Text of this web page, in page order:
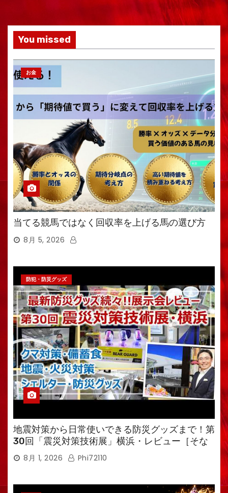
You missed
お金
当てる競馬ではなく回収率を上げる馬の選び方
8月 5, 2026
防犯・防災グッズ
地震対策から日常使いできる防災グッズまで！第
30回「震災対策技術展」横浜・レビュー［そな
えるTV・高荷智也］
8月 1, 2026 Phi72110